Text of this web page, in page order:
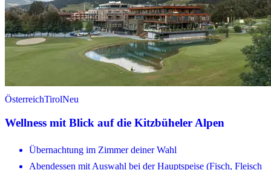
ÖsterreichTirolNeu
Wellness mit Blick auf die Kitzbüheler Alpen
Übernachtung im Zimmer deiner Wahl
Abendessen mit Auswahl bei der Hauptspeise (Fisch, Fleisch